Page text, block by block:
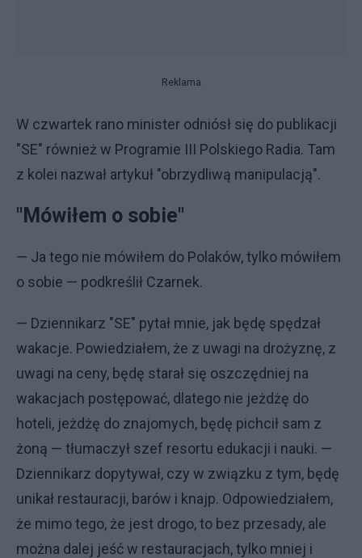
Reklama
W czwartek rano minister odniósł się do publikacji
"SE" również w Programie III Polskiego Radia. Tam
z kolei nazwał artykuł "obrzydliwą manipulacją".
"Mówiłem o sobie"
— Ja tego nie mówiłem do Polaków, tylko mówiłem
o sobie — podkreślił Czarnek.
— Dziennikarz "SE" pytał mnie, jak będę spędzał
wakacje. Powiedziałem, że z uwagi na drożyznę, z
uwagi na ceny, będę starał się oszczędniej na
wakacjach postępować, dlatego nie jeżdżę do
hoteli, jeżdżę do znajomych, będę pichcił sam z
żoną — tłumaczył szef resortu edukacji i nauki. —
Dziennikarz dopytywał, czy w związku z tym, będę
unikał restauracji, barów i knajp. Odpowiedziałem,
że mimo tego, że jest drogo, to bez przesady, ale
można dalej jeść w restauracjach, tylko mniej i